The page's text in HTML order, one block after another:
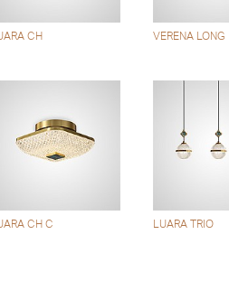
CH VERENA LONG
CH C LUARA TRIO